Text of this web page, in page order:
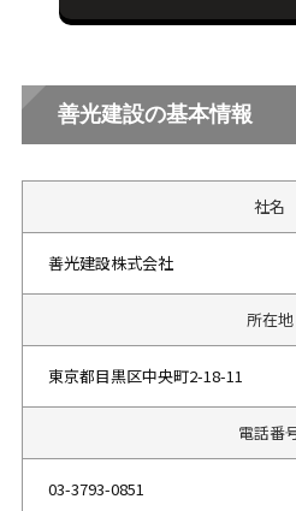
善光建設の基本情報
社名
善光建設株式会社
所在地
東京都目黒区中央町2-18-11
電話番
03-3793-0851